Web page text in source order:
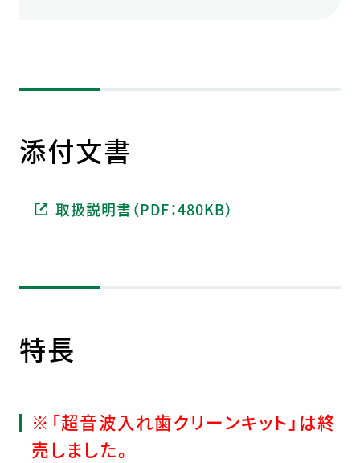
添付文書
取扱説明書（PDF：480KB）
特長
※「超音波入れ歯クリーンキット」は終
売しました。